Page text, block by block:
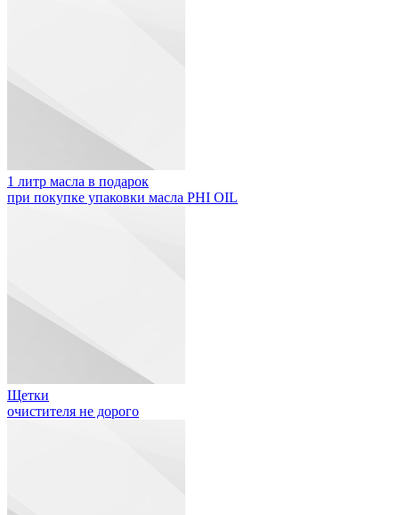
1 литр масла в подарок
при покупке упаковки масла PHI OIL
Щетки
очистителя не дорого